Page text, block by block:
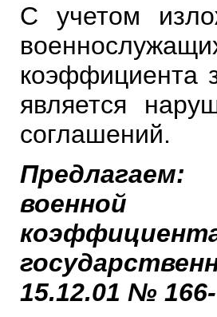
С учетом
коэффициента
является
соглашений.
15.12.01 №